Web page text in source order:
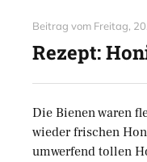
Beitrag vom Freitag,
Rezept:
Die Bienen waren
wieder frischen
umwerfend tollen